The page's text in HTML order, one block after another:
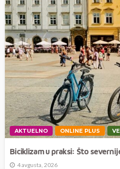
AKTUELNO ONLINE PLUS
Biciklizam u praksi: Što
4 avgusta, 2026